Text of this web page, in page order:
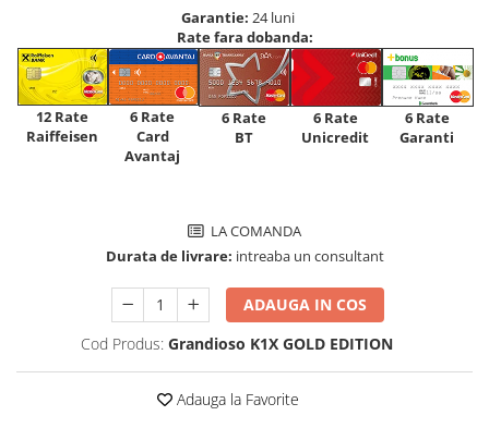
Garantie: 24 luni
Rate fara dobanda:
12 Rate
Raiffeisen
6 Rate
Card
Avantaj
6 Rate
BT
6 Rate
Unicredit
6 Rate
Garanti
LA COMANDA
Durata de livrare: intreaba un consultant
ADAUGA IN COS
Cod Produs: Grandioso K1X GOLD EDITION
Adauga la Favorite